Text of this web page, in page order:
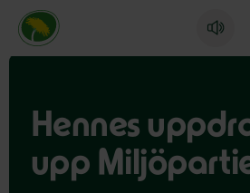
Miljöpartiet de gröna, startsida
Hennes
upp